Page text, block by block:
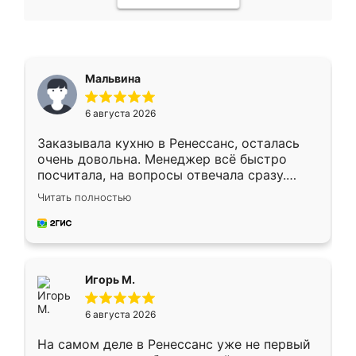
Мальвина
6 августа 2026
Заказывала кухню в Ренессанс, осталась
очень довольна. Менеджер всё быстро
посчитала, на вопросы отвечала сразу.
Замерщик приехал в субботу, подошёл к
делу со всей ответственностью. Собрали
за день, ребята работали аккуратно, даже
Читать полностью
Игорь М.
6 августа 2026
На самом деле в Ренессанс уже не первый